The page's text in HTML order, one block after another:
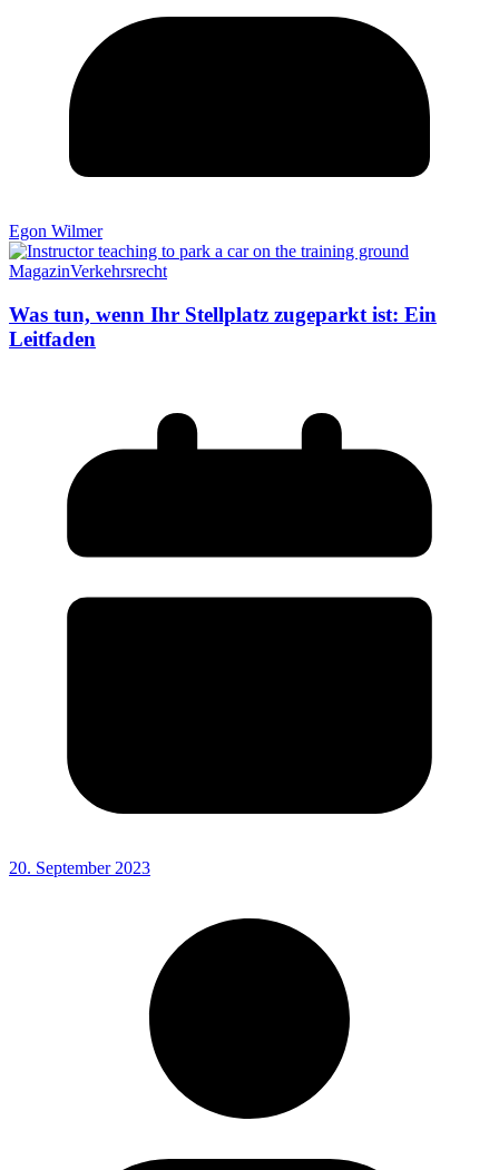
Egon Wilmer
MagazinVerkehrsrecht
Was tun, wenn Ihr Stellplatz zugeparkt ist: Ein
Leitfaden
20. September 2023